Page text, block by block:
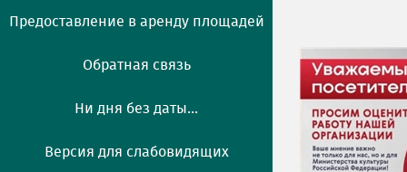
Предоставление в аренду площадей
Обратная связь
Ни дня без даты...
Версия для слабовидящих